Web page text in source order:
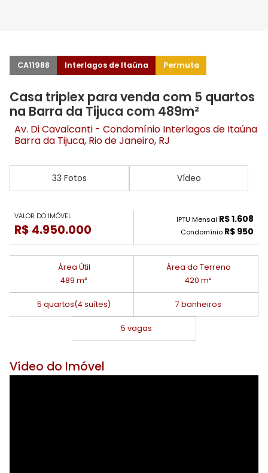
CA11988 Interlagos de Itaúna Permuta
Casa triplex para venda com 5 quartos
na Barra da Tijuca com 489m²
Av. Di Cavalcanti - Condomínio Interlagos de Itaúna
Barra da Tijuca, Rio de Janeiro, RJ
33 Fotos Vídeo
VALOR DO IMÓVEL
R$ 4.950.000
IPTU Mensal R$ 1.608
Condomínio R$ 950
Área Útil
489 m²
Área do Terreno
420 m²
5 quartos(4 suítes) 7 banheiros
5 vagas
Vídeo do Imóvel